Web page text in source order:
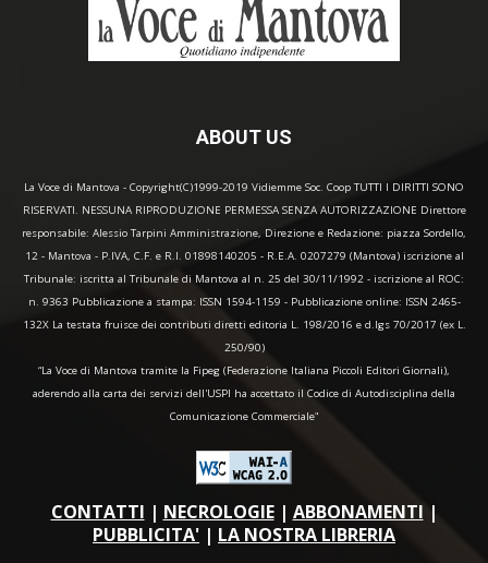
ABOUT US
La Voce di Mantova - Copyright(C)1999-2019 Vidiemme Soc. Coop TUTTI I DIRITTI SONO
RISERVATI. NESSUNA RIPRODUZIONE PERMESSA SENZA AUTORIZZAZIONE Direttore
responsabile: Alessio Tarpini Amministrazione, Direzione e Redazione: piazza Sordello,
12 - Mantova - P.IVA, C.F. e R.I. 01898140205 - R.E.A. 0207279 (Mantova) iscrizione al
Tribunale: iscritta al Tribunale di Mantova al n. 25 del 30/11/1992 - iscrizione al ROC:
n. 9363 Pubblicazione a stampa: ISSN 1594-1159 - Pubblicazione online: ISSN 2465-
132X La testata fruisce dei contributi diretti editoria L. 198/2016 e d.lgs 70/2017 (ex L.
250/90)
“La Voce di Mantova tramite la Fipeg (Federazione Italiana Piccoli Editori Giornali),
aderendo alla carta dei servizi dell'USPI ha accettato il Codice di Autodisciplina della
Comunicazione Commerciale"
CONTATTI | NECROLOGIE| ABBONAMENTI |
PUBBLICITA' | LA NOSTRA LIBRERIA